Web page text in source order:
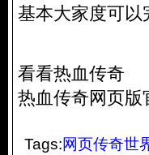
基本大家度可
看看热血传奇
热血传奇网页版
Tags:网页传奇世